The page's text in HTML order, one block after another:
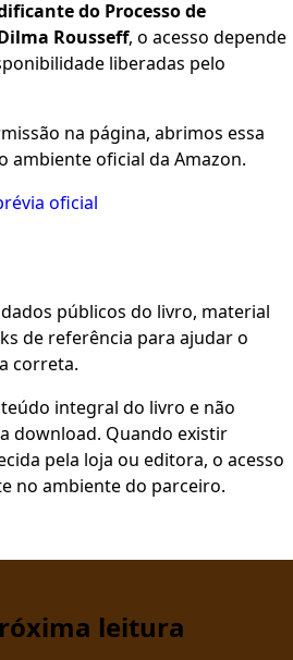
do Processo de
Rousseff, o acesso depende
liberadas pelo
na página, abrimos essa
ambiente oficial da Amazon.
oficial
públicos do livro, material
de referência para ajudar o
correta.
integral do livro e não
download. Quando existir
pela loja ou editora, o acesso
no ambiente do parceiro.
leitura